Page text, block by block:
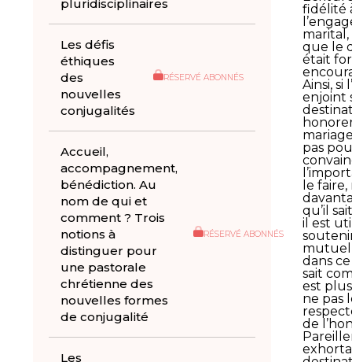
pluridisciplinaires
Les défis
éthiques
des
nouvelles
conjugalités
RÉSERVÉ ABONNÉS
Accueil,
accompagnement,
bénédiction. Au
nom de qui et
comment ? Trois
notions à
distinguer pour
une pastorale
chrétienne des
nouvelles formes
de conjugalité
RÉSERVÉ ABONNÉS
Les
fidélité
que le
était
Ainsi, si
enjoint
pas
le faire,
qu’il
il est
dans
sait
est
ne pas
de